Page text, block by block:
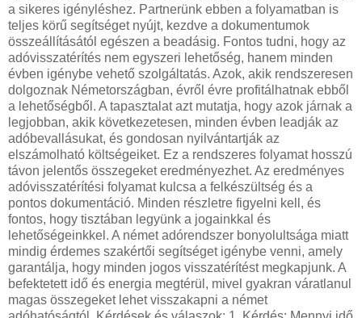
a sikeres igényléshez. Partnerünk ebben a folyamatban is
teljes körű segítséget nyújt, kezdve a dokumentumok
összeállításától egészen a beadásig. Fontos tudni, hogy az
adóvisszatérítés nem egyszeri lehetőség, hanem minden
évben igénybe vehető szolgáltatás. Azok, akik rendszeresen
dolgoznak Németországban, évről évre profitálhatnak ebből
a lehetőségből. A tapasztalat azt mutatja, hogy azok járnak a
legjobban, akik következetesen, minden évben leadják az
adóbevallásukat, és gondosan nyilvántartják az
elszámolható költségeiket. Ez a rendszeres folyamat hosszú
távon jelentős összegeket eredményezhet. Az eredményes
adóvisszatérítési folyamat kulcsa a felkészültség és a
pontos dokumentáció. Minden részletre figyelni kell, és
fontos, hogy tisztában legyünk a jogainkkal és
lehetőségeinkkel. A német adórendszer bonyolultsága miatt
mindig érdemes szakértői segítséget igénybe venni, amely
garantálja, hogy minden jogos visszatérítést megkapjunk. A
befektetett idő és energia megtérül, mivel gyakran váratlanul
magas összegeket lehet visszakapni a német